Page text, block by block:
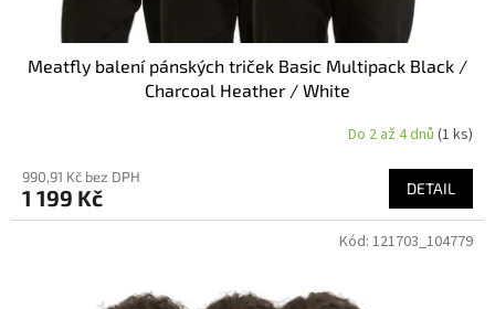
Meatfly balení pánských triček Basic Multipack Black /
Charcoal Heather / White
Do 2 až 4 dnů (1 ks)
990,91 Kč bez DPH
1 199 Kč DETAIL
Kód: 121703_104779